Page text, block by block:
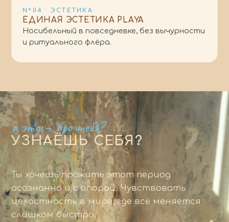
N°04 · ЭСТЕТИКА
ЕДИНАЯ ЭСТЕТИКА PLAYA
Носибельный в повседневке, без вычурности
и ритуального флёра.
а это — про тебя?
УЗНАЁШЬ СЕБЯ?
Ты хочешь прожить этот период
осознанно и с опорой. Чувствовать
целостность в мире, где всё меняется
слишком быстро.